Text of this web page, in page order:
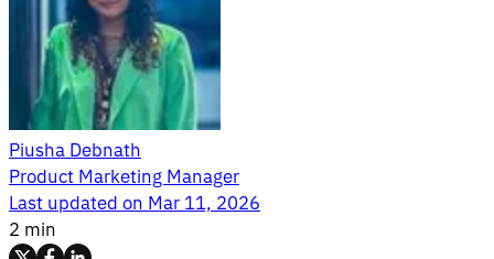
Piusha Debnath
Product Marketing Manager
Last updated onMar 11, 2026
2 min